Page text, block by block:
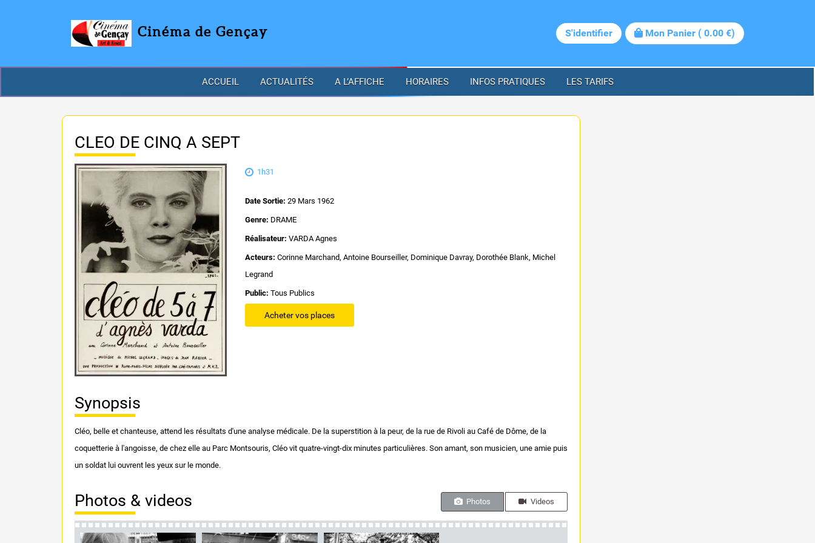
Cinéma de Gençay S'identifier Mon Panier ( 0.00 €)
ACCUEIL ACTUALITÉS A L’AFFICHE HORAIRES INFOS PRATIQUES LES TARIFS
CLEO DE CINQ A SEPT
1h31
Date Sortie: 29 Mars 1962
Genre: DRAME
Réalisateur: VARDA Agnes
Acteurs: Corinne Marchand, Antoine Bourseiller, Dominique Davray, Dorothée Blank, Michel
Legrand
Public: Tous Publics
Acheter vos places
Synopsis
Cléo, belle et chanteuse, attend les résultats d'une analyse médicale. De la superstition à la peur, de la rue de Rivoli au Café de Dôme, de la
coquetterie à l'angoisse, de chez elle au Parc Montsouris, Cléo vit quatre-vingt-dix minutes particulières. Son amant, son musicien, une amie puis
un soldat lui ouvrent les yeux sur le monde.
Photos & videos Photos Videos